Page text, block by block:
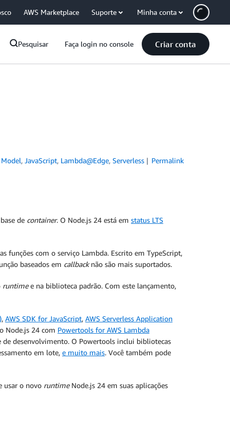
AWS Marketplace Suporte Minha conta
Pesquisar Faça login no console Criar conta
, JavaScript, Lambda@Edge, Serverless Permalink
de container. O Node.js 24 está em status LTS
funções com o serviço Lambda. Escrito em TypeScript,
baseados em callbacknão são mais suportados.
runtimee na biblioteca padrão. Com este lançamento,
, AWS SDK for JavaScript, AWS Serverless Application
Node.js 24 com Powertools for AWS Lambda
desenvolvimento. O Powertools inclui bibliotecas
em lote, e muito mais. Você também pode
usar o novo runtimeNode.js 24 em suas aplicações